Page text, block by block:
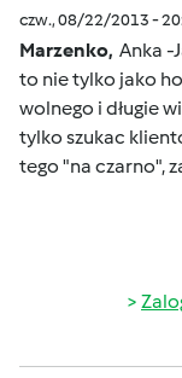
czw., 08/22/2013 -
Marzenko, Anka -
to nie tylko jako
wolnego i długie
tylko szukac
tego "na czarno",